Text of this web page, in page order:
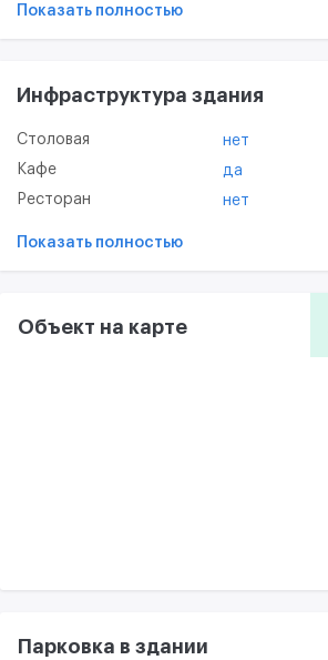
Показать полностью
Инфраструктура здания
Столовая
нет
Кафе
да
Ресторан
нет
Показать полностью
Объект на карте
Парковка в здании